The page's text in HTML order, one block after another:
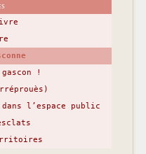
!
l’espace public